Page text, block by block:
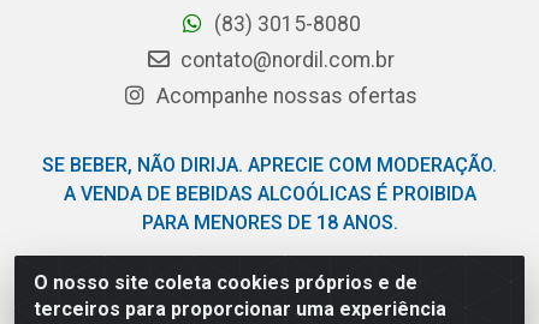
O nosso site coleta cookies próprios e de
terceiros para proporcionar uma experiência
(83) 3015-8080
contato@nordil.com.br
Acompanhe nossas ofertas
SE BEBER, NÃO DIRIJA. APRECIE COM MODERAÇÃO.
A VENDA DE BEBIDAS ALCOÓLICAS É PROIBIDA
PARA MENORES DE 18 ANOS.
Nordil Distribuidora - Avenida Liberdade, 2738, Bloco F -